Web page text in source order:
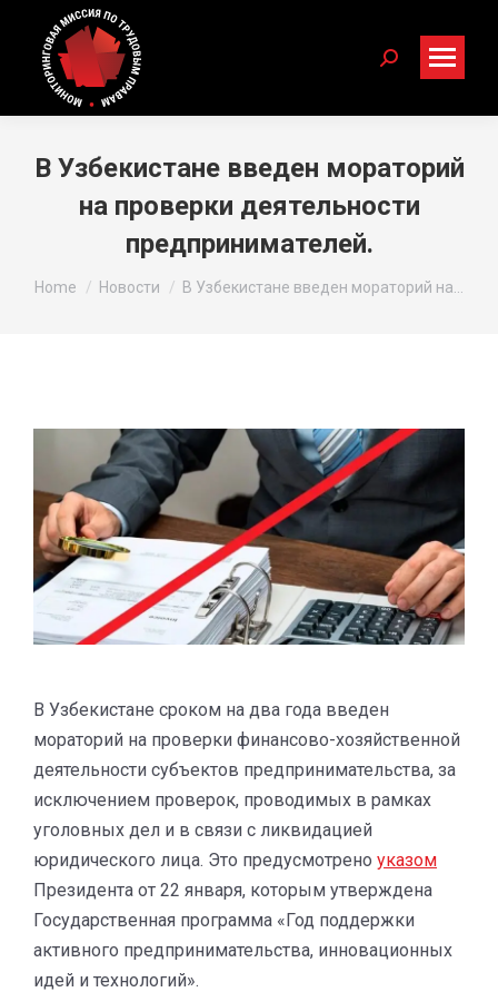
Search:
В Узбекистане введен мораторий
на проверки деятельности
предпринимателей.
You are here:
Home Новости В Узбекистане введен мораторий на…
В Узбекистане сроком на два года введен
мораторий на проверки финансово-хозяйственной
деятельности субъектов предпринимательства, за
исключением проверок, проводимых в рамках
уголовных дел и в связи с ликвидацией
юридического лица. Это предусмотрено указом
Президента от 22 января, которым утверждена
Государственная программа «Год поддержки
активного предпринимательства, инновационных
идей и технологий».